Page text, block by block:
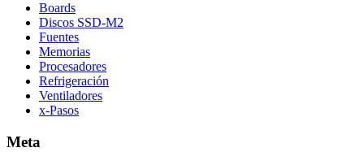
Boards
Discos SSD-M2
Fuentes
Memorias
Procesadores
Refrigeración
Ventiladores
x-Pasos
Meta